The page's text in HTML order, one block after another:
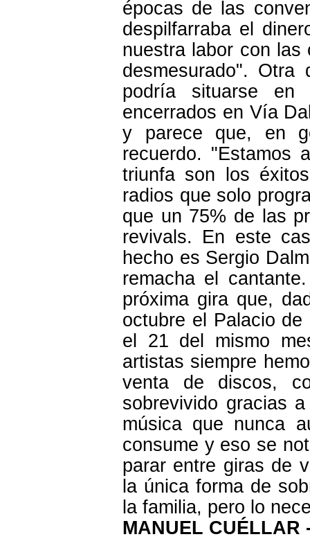
épocas de las
despilfarraba el
nuestra labor con
desmesurado".
podría situarse
encerrados en Vía
y parece que, en
recuerdo. "Estamos
triunfa son los
radios que solo
que un 75% de las
revivals. En este
hecho es Sergio
remacha el
próxima gira que,
octubre el Palacio
el 21 del mismo
artistas siempre
venta de discos,
sobrevivido gracias
música que nunca
consume y eso se
parar entre giras de
la única forma de
la familia, pero lo
MANUEL CUÉLLAR